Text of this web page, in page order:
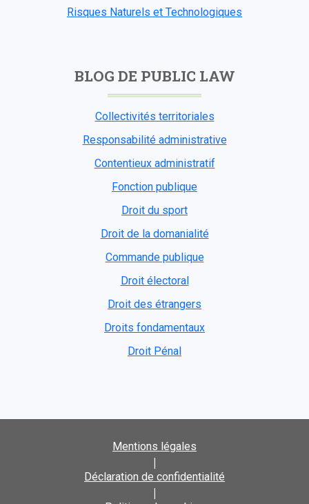
Risques Naturels et Technologiques
BLOG DE PUBLIC LAW
Collectivités territoriales
Responsabilité administrative
Contentieux administratif
Fonction publique
Droit du sport
Droit de la domanialité
Commande publique
Droit électoral
Droit des étrangers
Droits fondamentaux
Droit Pénal
Mentions légales
|
Déclaration de confidentialité
|